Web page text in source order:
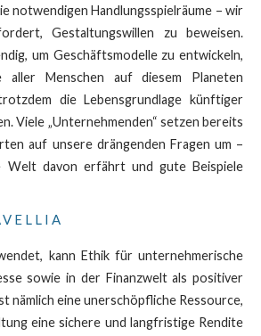
notwendigen Handlungsspielräume – wir
Gestaltungswillen zu beweisen.
um Geschäftsmodelle zu entwickeln,
aller Menschen auf diesem Planeten
die Lebensgrundlage künftiger
Viele „Unternehmenden“ setzen bereits
auf unsere drängenden Fragen um –
Welt davon erfährt und gute Beispiele
kann Ethik für unternehmerische
sowie in der Finanzwelt als positiver
nämlich eine unerschöpfliche Ressource,
eine sichere und langfristige Rendite